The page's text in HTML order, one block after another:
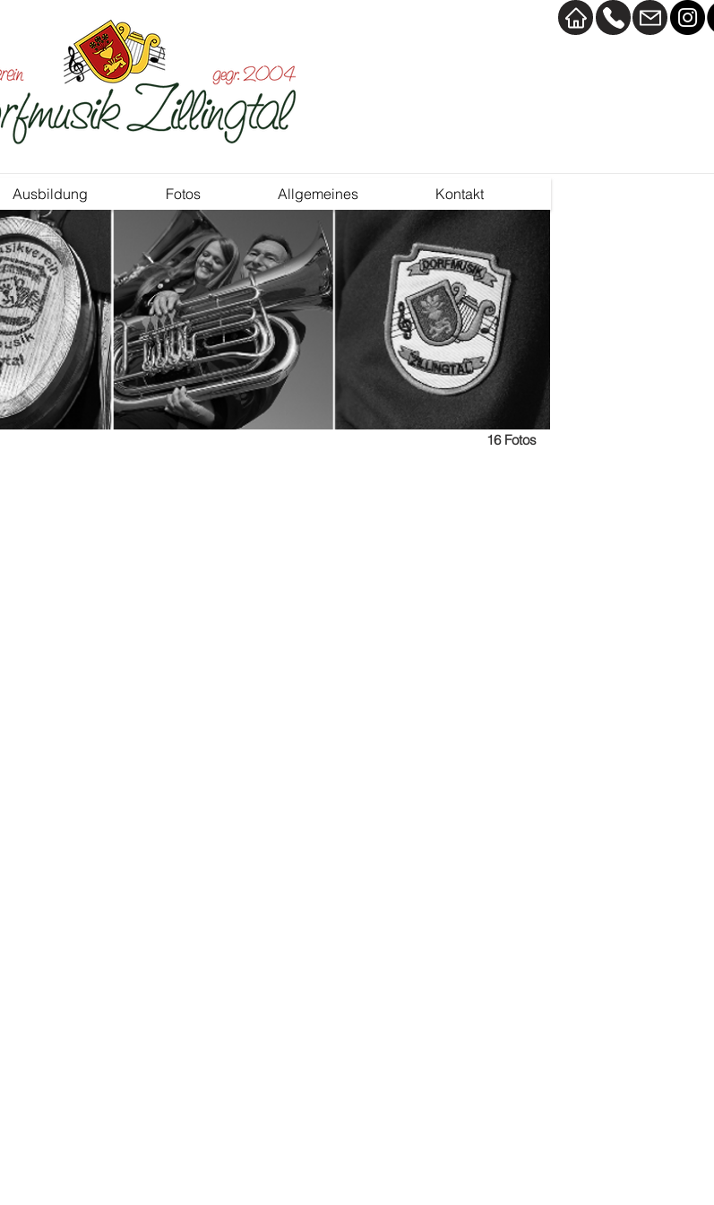
Ausbildung Fotos Allgemeines Kontakt
16 Fotos